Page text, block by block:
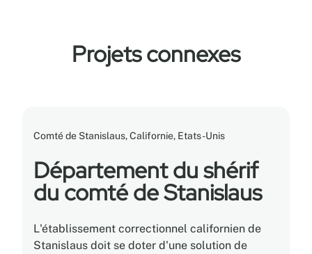
Projets connexes
Comté de Stanislaus, Californie, Etats-Unis
Département du shérif
du comté de Stanislaus
L'établissement correctionnel californien de
Stanislaus doit se doter d'une solution de